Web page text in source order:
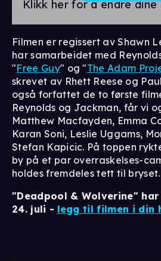
Klikk her for å endre dine
Filmen er regissert av Shawn
har samarbeidet med
"Free Guy" og "The Adam
skrevet av Rhett Reese og
også forfattet de to første
Reynolds og Jackman, får vi
Matthew Macfayden, Emma
Karan Soni, Leslie Uggams,
Stefan Kapicic. På toppen
by på et par overraskelses-
holdes fremdeles tett til
"Deadpool & Wolverine"
24. juli - legg til filmen i din